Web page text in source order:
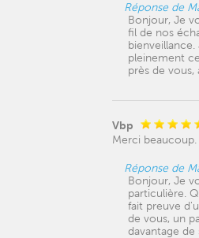
Réponse de
Bonjour, Je
fil de nos
pleinement
près de vous,
Vbp
Merci beaucoup.
Réponse de
Bonjour, Je
particulière.
fait preuve
de vous, un
davantage